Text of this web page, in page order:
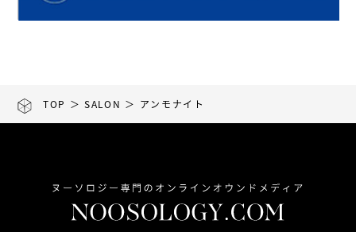
TOP ＞SALON ＞ アンモナイト